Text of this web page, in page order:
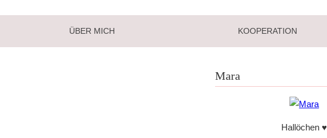
ÜBER MICH KOOPERATION
Mara
Hallöchen ♥